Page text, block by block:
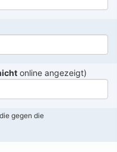
online angezeigt)
gegen die